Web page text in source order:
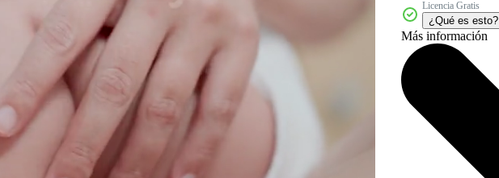
Licencia Gratis
¿Qué es esto?
Más información